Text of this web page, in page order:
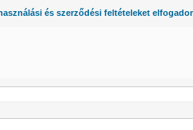
és szerződési feltételeket